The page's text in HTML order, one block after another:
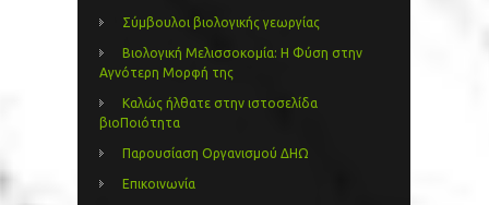
Σύμβουλοι βιολογικής γεωργίας
Βιολογική Μελισσοκομία: Η Φύση στην
Αγνότερη Μορφή της
Καλώς ήλθατε στην ιστοσελίδα
βιοΠοιότητα
Παρουσίαση Οργανισμού ΔΗΩ
Επικοινωνία